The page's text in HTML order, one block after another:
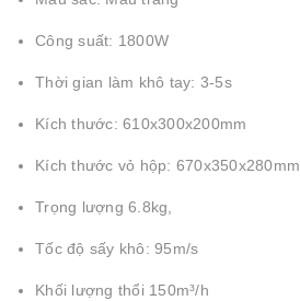
Công suất: 1800W
Thời gian làm khô tay: 3-5s
Kích thước: 610x300x200mm
Kích thước vỏ hộp: 670x350x280mm
Trọng lượng 6.8kg,
Tốc độ sấy khô: 95m/s
Khối lượng thổi 150m³/h